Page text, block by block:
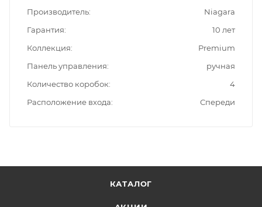
Производитель
Niagara
Гарантия
10 лет
Коллекция
Premium
Панель управления
ручная
Количество коробок
4
Расположение входа
Спереди
КАТАЛОГ